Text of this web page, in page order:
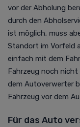
vor der Abholung
durch den
ist möglich, muss
Standort im Vorfeld
einfach mit dem
Fahrzeug noch
dem Autoverwerter
Fahrzeug vor dem
Für das Auto